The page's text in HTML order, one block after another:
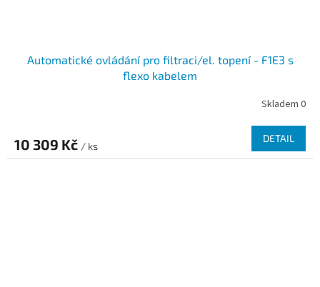
Automatické ovládání pro filtraci/el. topení - F1E3 s
flexo kabelem
Skladem 0
10 309 Kč / ks
DETAIL